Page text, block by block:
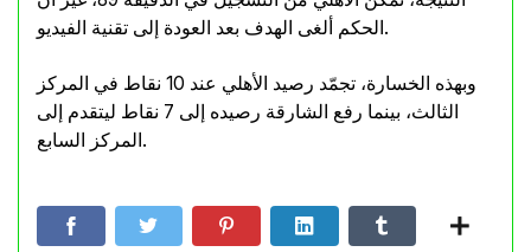
الحكم ألغى الهدف بعد العودة إلى تقنية الفيديو.
وبهذه الخسارة، تجمّد رصيد الأهلي عند 10 نقاط في المركز
الثالث، بينما رفع الشارقة رصيده إلى 7 نقاط ليتقدم إلى
المركز السابع.